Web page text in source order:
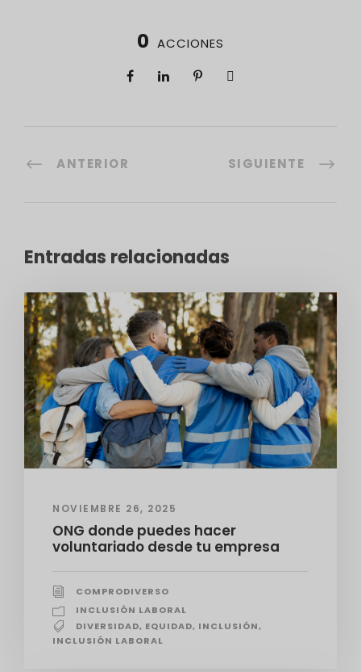
0 ACCIONES
ANTERIOR SIGUIENTE
Entradas relacionadas
NOVIEMBRE 26, 2025
ONG donde puedes hacer
voluntariado desde tu empresa
COMPRODIVERSO
INCLUSIÓN LABORAL
DIVERSIDAD, EQUIDAD, INCLUSIÓN,
INCLUSIÓN LABORAL